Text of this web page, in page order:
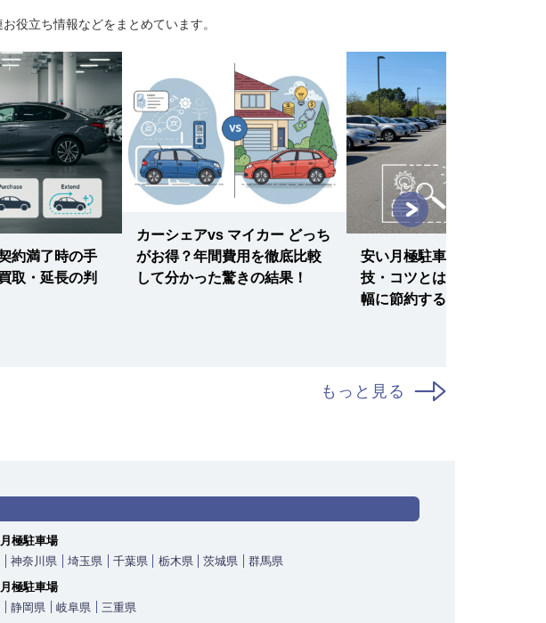
役立ち情報などをまとめています。
約満了時の手
取・延長の判
カーシェアvs マイカー どっち
がお得？年間費用を徹底比較
して分かった驚きの結果！
安い月極駐車場を見つける裏
技・コツとは？駐車料金を大
幅に節約する完全ガイド！
もっと見る
極駐車場
神奈川県 埼玉県 千葉県 栃木県 茨城県
群馬県
極駐車場
静岡県 岐阜県
三重県